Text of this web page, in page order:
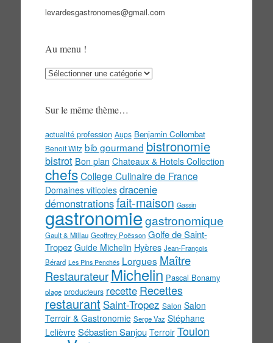
levardesgastronomes@gmail.com
Au menu !
Au
Sur le même thème…
actualité profession Aups Benjamin Collombat
Benoit Witz bib gourmand bistronomie
bistrot Bon plan Chateaux & Hotels Collection
chefs College Culinaire de France
Domaines viticoles dracenie
démonstrationsfait-maison Gassin
gastronomiegastronomique
Gault & Millau Geoffrey Poësson Golfe de Saint-
Tropez Guide Michelin Hyères Jean-François
Bérard Les Pins Penchés Lorgues Maître
Restaurateur Michelin Pascal Bonamy
plage producteurs recette Recettes
restaurant Saint-Tropez Salon Salon
Terroir & Gastronomie Serge Vaz Stéphane
Lelièvre Sébastien Sanjou Terroir Toulon